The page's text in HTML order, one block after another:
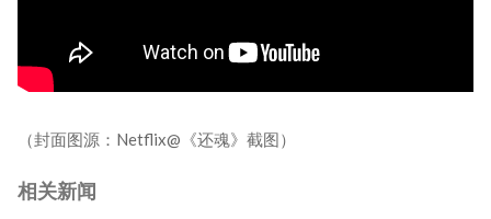
（封面图源：Netflix@《还魂》截图）
相关新闻